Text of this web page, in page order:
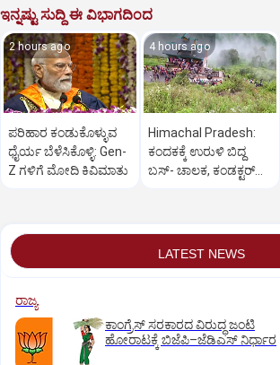
ಇನ್ನಷ್ಟು ಸುದ್ದಿ ಈ ವಿಭಾಗದಿಂದ
2 hours ago
ಪರಿಹಾರ ಕಂಡುಕೊಳ್ಳುವ
ಧೈರ್ಯ ಬೆಳೆಸಿಕೊಳ್ಳಿ: Gen-
Z ಗಳಿಗೆ ಮೋದಿ ಕಿವಿಮಾತು
4 hours ago
Himachal Pradesh:
ಕಂದಕಕ್ಕೆ ಉರುಳಿ ಬಿದ್ದ
ಬಸ್-‌ ಚಾಲಕ, ಕಂಡಕ್ಟರ್‌
LATEST NEWS
ರಾಜ್ಯ
ಕಾಂಗ್ರೆಸ್‌ ಸರಕಾರದ ವಿರುದ್ಧ ಜಂಟಿ
ಹೋರಾಟಕ್ಕೆ ಬಿಜೆಪಿ–ಜೆಡಿಎಸ್‌ ನಿರ್ಧಾರ